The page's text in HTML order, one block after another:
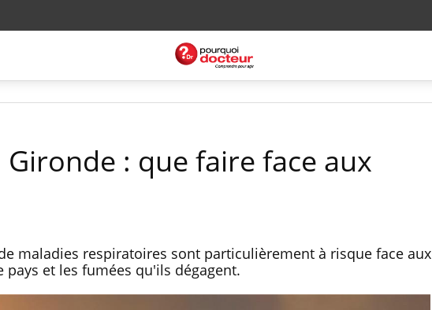
Gironde : que faire face aux
maladies respiratoires sont particulièrement à risque face aux
et les fumées qu'ils dégagent.